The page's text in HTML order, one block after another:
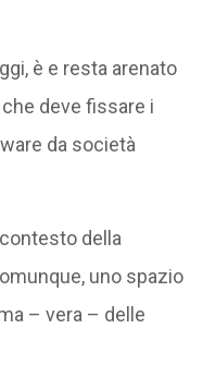
è e resta arenato
deve fissare i
da società
della
uno spazio
– vera – delle